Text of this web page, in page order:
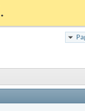
.